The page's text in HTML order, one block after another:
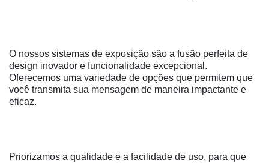
O nossos sistemas de exposição são a fusão perfeita de
design inovador e funcionalidade excepcional.
Oferecemos uma variedade de opções que permitem que
você transmita sua mensagem de maneira impactante e
eficaz.
Priorizamos a qualidade e a facilidade de uso, para que